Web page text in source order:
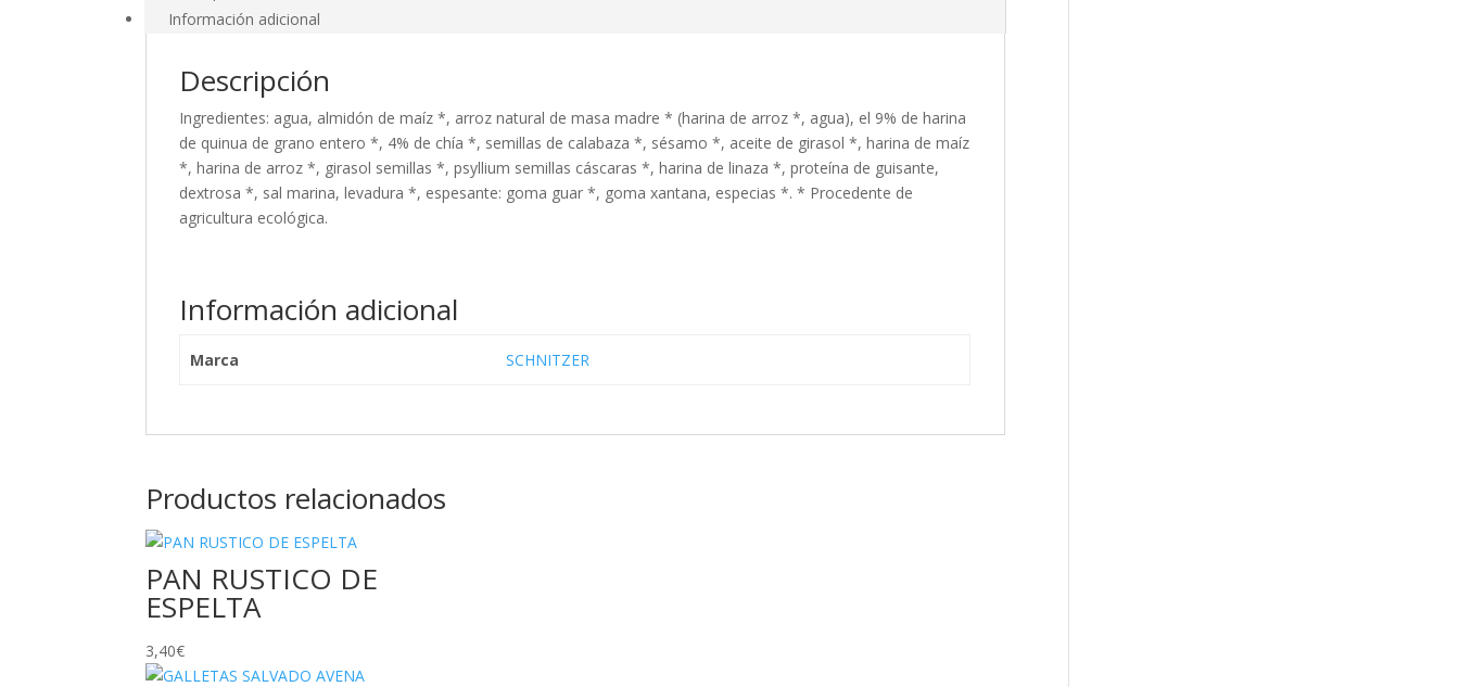
Información adicional
Descripción
Ingredientes: agua, almidón de maíz *, arroz natural de masa madre * (harina de arroz *, agua), el 9% de harina
de quinua de grano entero *, 4% de chía *, semillas de calabaza *, sésamo *, aceite de girasol *, harina de maíz
*, harina de arroz *, girasol semillas *, psyllium semillas cáscaras *, harina de linaza *, proteína de guisante,
dextrosa *, sal marina, levadura *, espesante: goma guar *, goma xantana, especias *. * Procedente de
agricultura ecológica.
Información adicional
Marca SCHNITZER
Productos relacionados
PAN RUSTICO DE
ESPELTA
3,40€